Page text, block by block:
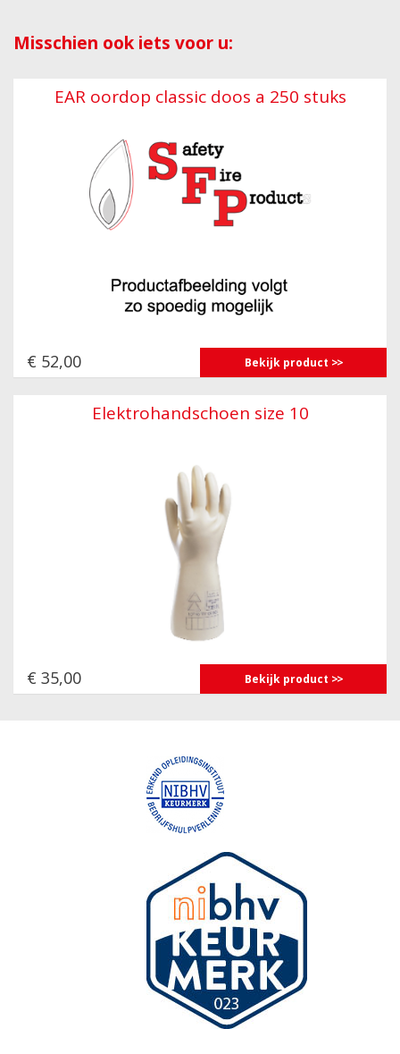
Misschien ook iets voor u:
EAR oordop classic doos a 250 stuks
€ 52,00 Bekijk product
Elektrohandschoen size 10
€ 35,00 Bekijk product